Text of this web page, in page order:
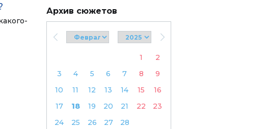
Архив сюжетов
1
2
3
4 5 6 7 8
9
10
11 12 13 14 15
16
17
18 19 20 21 22
23
24
25 26 27 28